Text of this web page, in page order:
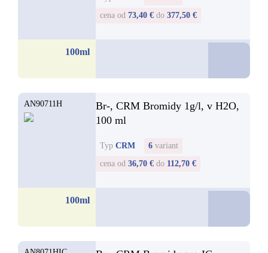
cena od 73,40 € do 377,50 €
100ml
AN90711H
Br-, CRM Bromidy 1g/l, v H2O,
100 ml
Typ CRM 6 variant
cena od 36,70 € do 112,70 €
100ml